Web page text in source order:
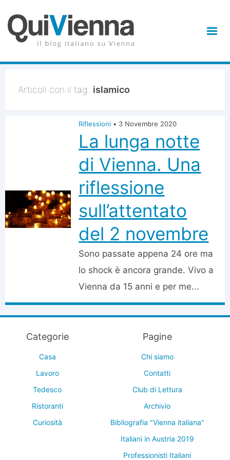
Articoli con il tag: islamico
Riflessioni • 3 Novembre 2020
La lunga notte
di Vienna. Una
riflessione
sull’attentato
del 2 novembre
Sono passate appena 24 ore ma
lo shock è ancora grande. Vivo a
Vienna da 15 anni e per me...
Categorie
Casa
Lavoro
Tedesco
Ristoranti
Curiosità
Pagine
Chi siamo
Contatti
Club di Lettura
Archivio
Bibliografia "Vienna italiana"
Italiani in Austria 2019
Professionisti Italiani